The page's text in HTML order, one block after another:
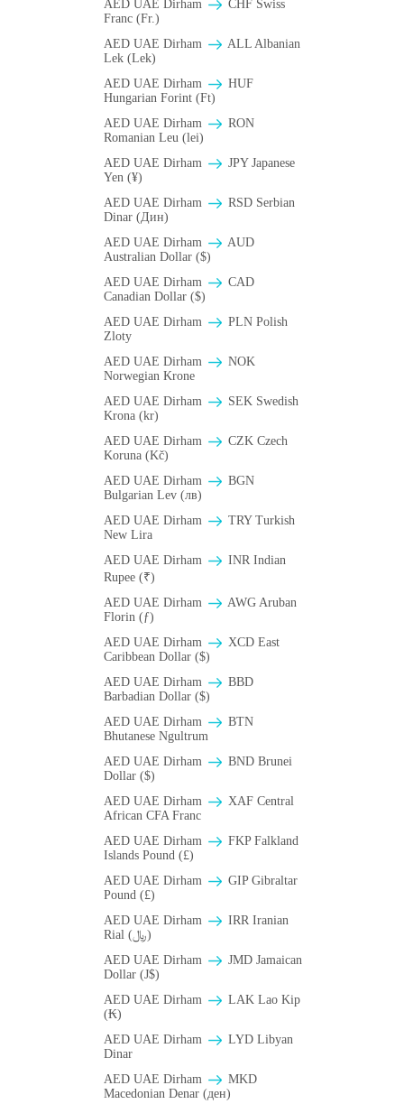
AED UAE Dirham
CHF Swiss
Franc (Fr.)
AED UAE Dirham
ALL Albanian
Lek (Lek)
AED UAE Dirham
HUF
Hungarian Forint (Ft)
AED UAE Dirham
RON
Romanian Leu (lei)
AED UAE Dirham
JPY Japanese
Yen (¥)
AED UAE Dirham
RSD Serbian
Dinar (Дин)
AED UAE Dirham
AUD
Australian Dollar ($)
AED UAE Dirham
CAD
Canadian Dollar ($)
AED UAE Dirham
PLN Polish
Zloty
AED UAE Dirham
NOK
Norwegian Krone
AED UAE Dirham
SEK Swedish
Krona (kr)
AED UAE Dirham
CZK Czech
Koruna (Kč)
AED UAE Dirham
BGN
Bulgarian Lev (лв)
AED UAE Dirham
TRY Turkish
New Lira
AED UAE Dirham
INR Indian
Rupee (₹)
AED UAE Dirham
AWG Aruban
Florin (ƒ)
AED UAE Dirham
XCD East
Caribbean Dollar ($)
AED UAE Dirham
BBD
Barbadian Dollar ($)
AED UAE Dirham
BTN
Bhutanese Ngultrum
AED UAE Dirham
BND Brunei
Dollar ($)
AED UAE Dirham
XAF Central
African CFA Franc
AED UAE Dirham
FKP Falkland
Islands Pound (£)
AED UAE Dirham
GIP Gibraltar
Pound (£)
AED UAE Dirham
IRR Iranian
Rial (﷼)
AED UAE Dirham
JMD Jamaican
Dollar (J$)
AED UAE Dirham
LAK Lao Kip
(₭)
AED UAE Dirham
LYD Libyan
Dinar
AED UAE Dirham
MKD
Macedonian Denar (ден)